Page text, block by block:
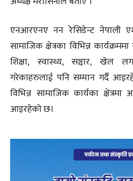
एनआरएनए नन रेसिडेन्ट नेपाली
सामाजिक क्षेत्रका विभिन्न
शिक्षा, स्वास्थ्य, सञ्चार, खेल
गरेकाहरुलाई पनि सम्मान गर्दै
विभिन्न सामाजिक कार्यका
आइरहेको छ।